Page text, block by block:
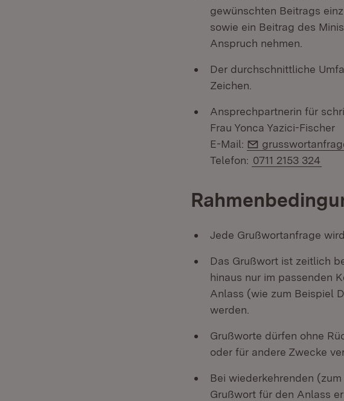
gewünschten Beitrags
sowie ein Beitrag des
Anspruch nehmen.
Der durchschnittliche
Zeichen.
Ansprechpartnerin für
Frau Yonca Yazici-Fischer
E-Mail:
E-Mail:
Telefon: 0711 2153 324
Jede Grußwortanfrage
Das Grußwort ist zeitlich
hinaus nur im passenden
Anlass (wie zum Beispiel
werden.
Grußworte dürfen ohne
oder für andere Zwecke
Bei wiederkehrenden
Grußwort für den Anlass